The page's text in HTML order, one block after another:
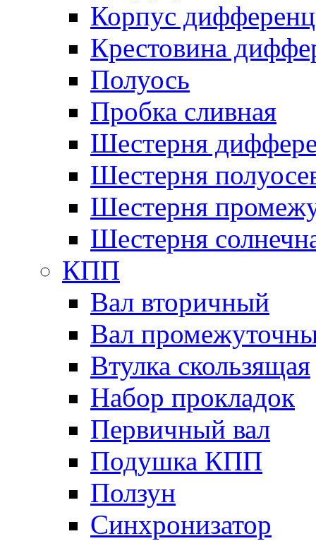
Корпус
Крестовина
Полуось
Пробка сливная
Шестерня
Шестерня
Шестерня
Шестерня
КПП
Вал вторичный
Вал
Втулка скользящая
Набор прокладок
Первичный вал
Подушка КПП
Ползун
Синхронизатор